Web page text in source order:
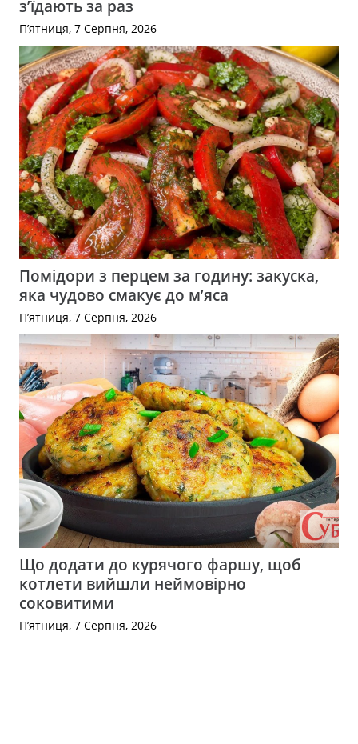
з’їдають за раз
П’ятниця, 7 Серпня, 2026
Помідори з перцем за годину: закуска,
яка чудово смакує до м’яса
П’ятниця, 7 Серпня, 2026
Що додати до курячого фаршу, щоб
котлети вийшли неймовірно
соковитими
П’ятниця, 7 Серпня, 2026